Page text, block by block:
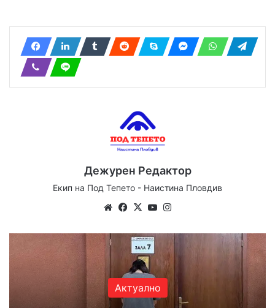
Дежурен Редактор
Екип на Под Тепето - Наистина Пловдив
We
te
Fa
bo
ok
X
Yo
ub
e
ra
Актуално